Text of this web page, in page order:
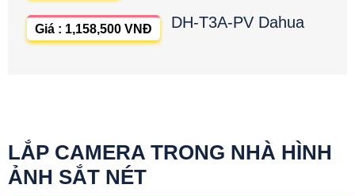
DH-T3A-PV Dahua
Giá : 1,158,500 VNĐ
LẮP CAMERA TRONG NHÀ HÌNH
ẢNH SẮT NÉT